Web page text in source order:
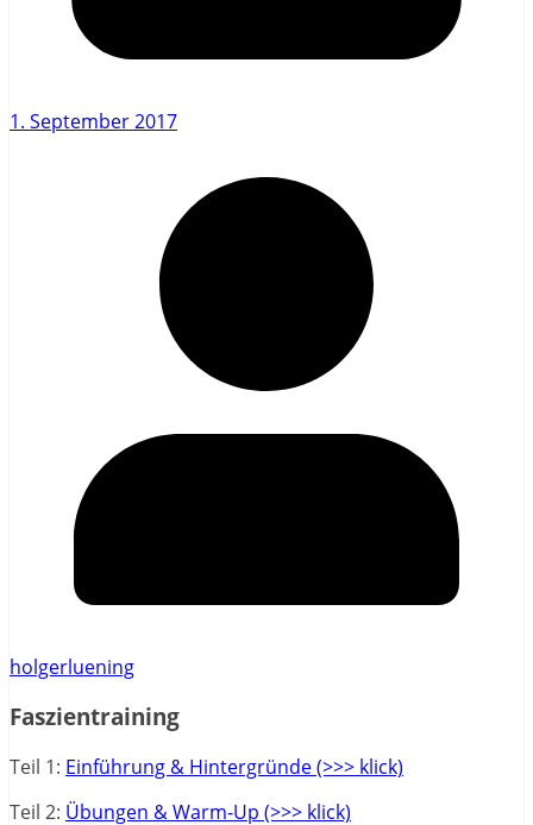
1. September 2017
holgerluening
Faszientraining
Teil 1: Einführung & Hintergründe (>>> klick)
Teil 2: Übungen & Warm-Up (>>> klick)